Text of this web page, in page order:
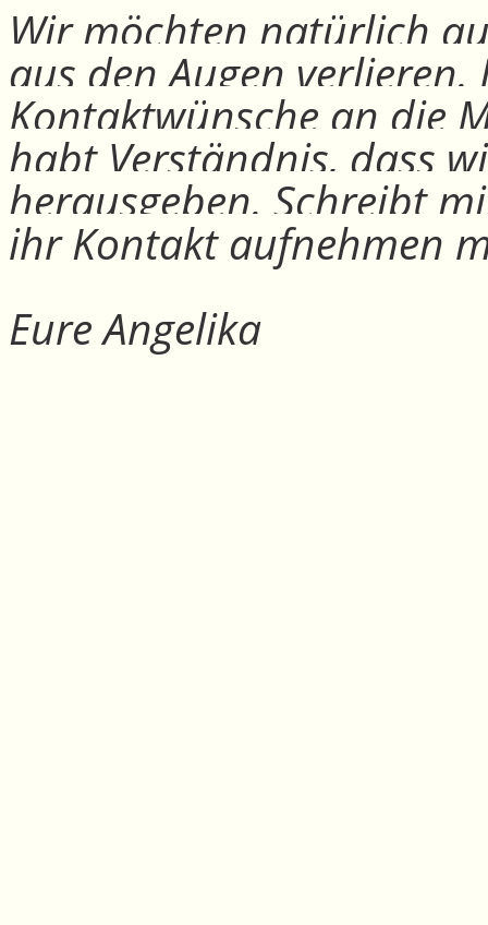
Wir möchten natürlich
aus den Augen
Kontaktwünsche an die
habt Verständnis, dass
herausgeben. Schreibt
ihr Kontakt aufnehmen
Eure Angelika